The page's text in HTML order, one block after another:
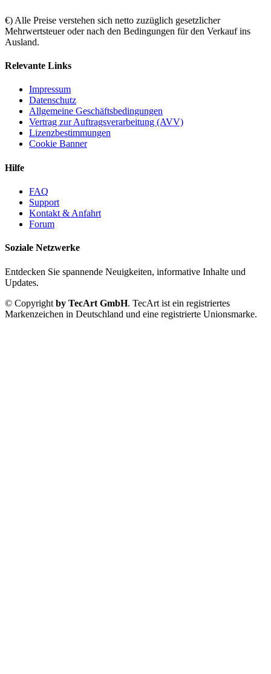
€) Alle Preise verstehen sich netto zuzüglich gesetzlicher
Mehrwertsteuer oder nach den Bedingungen für den Verkauf ins
Ausland.
Relevante Links
Impressum
Datenschutz
Allgemeine Geschäftsbedingungen
Vertrag zur Auftragsverarbeitung (AVV)
Lizenzbestimmungen
Cookie Banner
Hilfe
FAQ
Support
Kontakt & Anfahrt
Forum
Soziale Netzwerke
Entdecken Sie spannende Neuigkeiten, informative Inhalte und
Updates.
© Copyright by TecArt GmbH. TecArt ist ein registriertes
Markenzeichen in Deutschland und eine registrierte Unionsmarke.